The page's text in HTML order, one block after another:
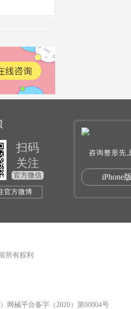
扫码
关注
官方微信
官方微博
咨询整形先
iPhone版
所有权利
网械平台备字（2020）第00004号